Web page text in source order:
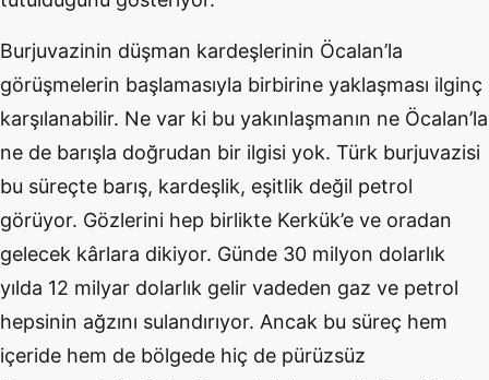
Burjuvazinin düşman kardeşlerinin Öcalan’la
görüşmelerin başlamasıyla birbirine yaklaşması ilginç
karşılanabilir. Ne var ki bu yakınlaşmanın ne Öcalan’la
ne de barışla doğrudan bir ilgisi yok. Türk burjuvazisi
bu süreçte barış, kardeşlik, eşitlik değil petrol
görüyor. Gözlerini hep birlikte Kerkük’e ve oradan
gelecek kârlara dikiyor. Günde 30 milyon dolarlık
yılda 12 milyar dolarlık gelir vadeden gaz ve petrol
hepsinin ağzını sulandırıyor. Ancak bu süreç hem
içeride hem de bölgede hiç de pürüzsüz